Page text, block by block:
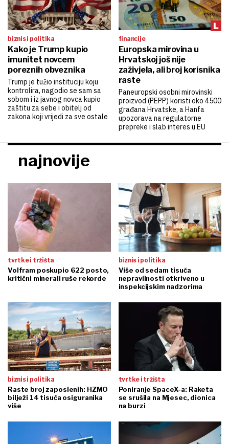
biznis i politika
Kako je Trump kupio
imunitet novcem
poreznih obveznika
Trump je tužio instituciju koju
kontrolira, nagodio se sam sa
sobom i iz javnog novca kupio
zaštitu za sebe i obitelj od
zakona koji vrijedi za sve ostale
financije
Europska mirovina u
Hrvatskoj još nije
zaživjela, ali broj korisnika
raste
Paneuropski osobni mirovinski
proizvod (PEPP) koristi oko 4500
građana Hrvatske, a Hanfa
upozorava na regulatorne
prepreke i slab interes u EU
najnovije
tvrtke i tržišta
Volfram poskupio 622 posto,
kritični minerali ruše rekorde
biznis i politika
Više od sedam tisuća
nepravilnosti otkriveno u
inspekcijskim nadzorima
biznis i politika
Raste broj zaposlenih: HZMO
bilježi 14 tisuća osiguranika
više
tvrtke i tržišta
Poniranje SpaceX-a: Raketa
se srušila na Mjesec, dionica
na burzi